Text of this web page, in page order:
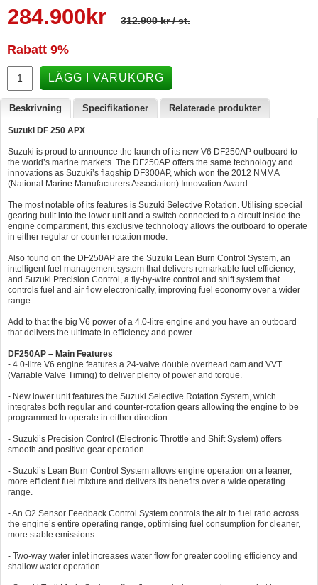
Victron - Batteriladdare
Webasto - Dieselvärmare
Kamasa Tools - Verktyg
Calix - Packline - Takboxar
Thule - Takboxar
Thule - Lasthållare
LAGERRENSING
Begagnade Motorer & Båtar
284.900 kr 312.900 kr/ st.
Rabatt 9%
LÄGG I VARUKORG
Beskrivning Specifikationer Relaterade produkter
Suzuki DF 250 APX
Suzuki is proud to announce the launch of its new V6 DF250AP outboard to
the world’s marine markets. The DF250AP offers the same technology and
innovations as Suzuki’s flagship DF300AP, which won the 2012 NMMA
(National Marine Manufacturers Association) Innovation Award.
The most notable of its features is Suzuki Selective Rotation. Utilising special
gearing built into the lower unit and a switch connected to a circuit inside the
engine compartment, this exclusive technology allows the outboard to operate
in either regular or counter rotation mode.
Also found on the DF250AP are the Suzuki Lean Burn Control System, an
intelligent fuel management system that delivers remarkable fuel efficiency,
and Suzuki Precision Control, a fly-by-wire control and shift system that
controls fuel and air flow electronically, improving fuel economy over a wider
range.
Add to that the big V6 power of a 4.0-litre engine and you have an outboard
that delivers the ultimate in efficiency and power.
DF250AP – Main Features
- 4.0-litre V6 engine features a 24-valve double overhead cam and VVT
(Variable Valve Timing) to deliver plenty of power and torque.
- New lower unit features the Suzuki Selective Rotation System, which
integrates both regular and counter-rotation gears allowing the engine to be
programmed to operate in either direction.
- Suzuki’s Precision Control (Electronic Throttle and Shift System) offers
smooth and positive gear operation.
- Suzuki’s Lean Burn Control System allows engine operation on a leaner,
more efficient fuel mixture and delivers its benefits over a wide operating
range.
- An O2 Sensor Feedback Control System controls the air to fuel ratio across
the engine’s entire operating range, optimising fuel consumption for cleaner,
more stable emissions.
- Two-way water inlet increases water flow for greater cooling efficiency and
shallow water operation.